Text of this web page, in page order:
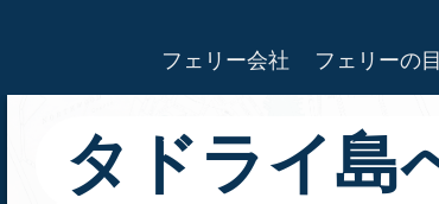
フェリー会社 フェリーの
タドライ島